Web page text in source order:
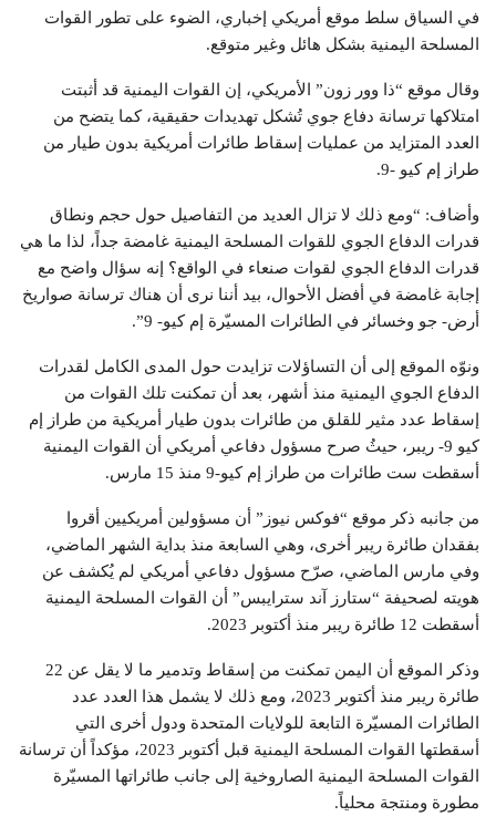
في السياق سلط موقع أمريكي إخباري، الضوء على تطور القوات
المسلحة اليمنية بشكل هائل وغير متوقع.
وقال موقع “ذا وور زون” الأمريكي، إن القوات اليمنية قد أثبتت
امتلاكها ترسانة دفاع جوي تُشكل تهديدات حقيقية، كما يتضح من
العدد المتزايد من عمليات إسقاط طائرات أمريكية بدون طيار من
طراز إم كيو -9.
وأضاف: “ومع ذلك لا تزال العديد من التفاصيل حول حجم ونطاق
قدرات الدفاع الجوي للقوات المسلحة اليمنية غامضة جداً، لذا ما هي
قدرات الدفاع الجوي لقوات صنعاء في الواقع؟ إنه سؤال واضح مع
إجابة غامضة في أفضل الأحوال، بيد أننا نرى أن هناك ترسانة صواريخ
أرض- جو وخسائر في الطائرات المسيّرة إم كيو- 9”.
ونوّه الموقع إلى أن التساؤلات تزايدت حول المدى الكامل لقدرات
الدفاع الجوي اليمنية منذ أشهر، بعد أن تمكنت تلك القوات من
إسقاط عدد مثير للقلق من طائرات بدون طيار أمريكية من طراز إم
كيو 9- ريبر، حيثُ صرح مسؤول دفاعي أمريكي أن القوات اليمنية
أسقطت ست طائرات من طراز إم كيو-9 منذ 15 مارس.
من جانبه ذكر موقع “فوكس نيوز” أن مسؤولين أمريكيين أقروا
بفقدان طائرة ريبر أخرى، وهي السابعة منذ بداية الشهر الماضي،
وفي مارس الماضي، صرّح مسؤول دفاعي أمريكي لم يُكشف عن
هويته لصحيفة “ستارز آند سترايبس” أن القوات المسلحة اليمنية
أسقطت 12 طائرة ريبر منذ أكتوبر 2023.
وذكر الموقع أن اليمن تمكنت من إسقاط وتدمير ما لا يقل عن 22
طائرة ريبر منذ أكتوبر 2023، ومع ذلك لا يشمل هذا العدد عدد
الطائرات المسيّرة التابعة للولايات المتحدة ودول أخرى التي
أسقطتها القوات المسلحة اليمنية قبل أكتوبر 2023، مؤكداً أن ترسانة
القوات المسلحة اليمنية الصاروخية إلى جانب طائراتها المسيّرة
مطورة ومنتجة محلياً.